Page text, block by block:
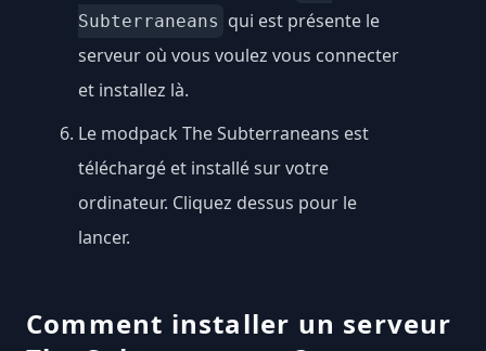
Subterraneans qui est présente le
serveur où vous voulez vous connecter
et installez là.
Le modpack The Subterraneans est
téléchargé et installé sur votre
ordinateur. Cliquez dessus pour le
lancer.
Comment installer un serveur